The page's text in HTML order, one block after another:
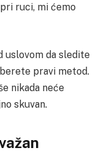
ruci, mi ćemo
uslovom da sledite
pravi metod.
nikada neće
skuvan.